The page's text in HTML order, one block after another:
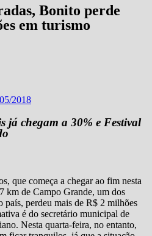
Bonito perde
em turismo
2018
já chegam a 30% e Festival
que começa a chegar ao fim nesta
km de Campo Grande, um dos
país, perdeu mais de R$ 2 milhões
é do secretário municipal de
Nesta quarta-feira, no entanto,